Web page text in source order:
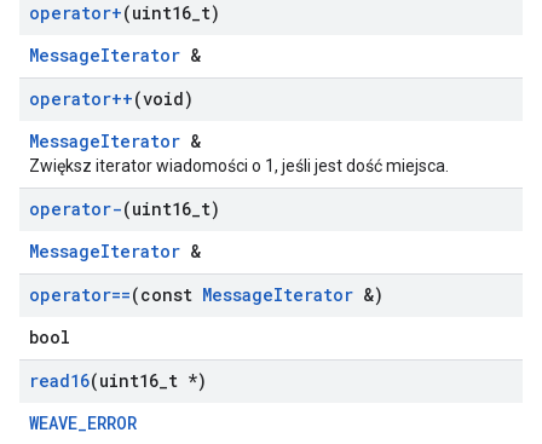
operator+(uint16 t)
MessageIterator &
operator++(void)
MessageIterator &
Zwiększ iterator wiadomości o 1, jeśli jest dość miejsca.
operator-(uint16 t)
MessageIterator &
operator==(const MessageIterator &)
bool
read16(uint16 t *)
WEAVE_ERROR